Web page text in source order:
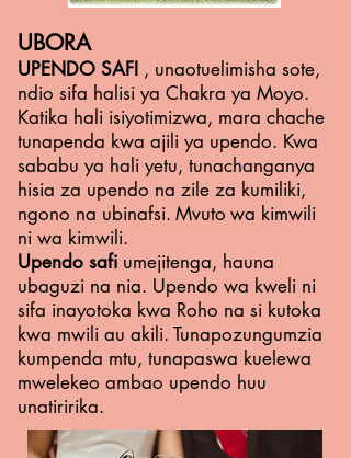
UBORA
UPENDO SAFI , unaotuelimisha sote,
ndio sifa halisi ya Chakra ya Moyo.
Katika hali isiyotimizwa, mara chache
tunapenda kwa ajili ya upendo. Kwa
sababu ya hali yetu, tunachanganya
hisia za upendo na zile za kumiliki,
ngono na ubinafsi. Mvuto wa kimwili
ni wa kimwili.
Upendo safi umejitenga, hauna
ubaguzi na nia. Upendo wa kweli ni
sifa inayotoka kwa Roho na si kutoka
kwa mwili au akili. Tunapozungumzia
kumpenda mtu, tunapaswa kuelewa
mwelekeo ambao upendo huu
unatiririka.